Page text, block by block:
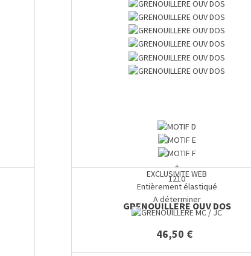
+
1210
GRENOUILLERE OUV DOS
46,50 €
EXCLUSIVITE WEB
Entièrement élastiqué
A déterminer